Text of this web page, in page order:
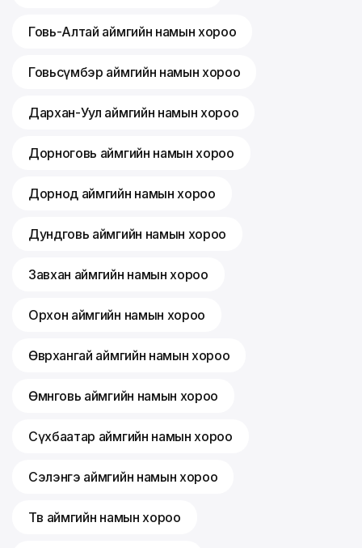
Говь-Алтай аймгийн намын хороо
Говьсүмбэр аймгийн намын хороо
Дархан-Уул аймгийн намын хороо
Дорноговь аймгийн намын хороо
Дорнод аймгийн намын хороо
Дундговь аймгийн намын хороо
Завхан аймгийн намын хороо
Орхон аймгийн намын хороо
Өвөрхангай аймгийн намын хороо
Өмнөговь аймгийн намын хороо
Сүхбаатар аймгийн намын хороо
Сэлэнгэ аймгийн намын хороо
Төв аймгийн намын хороо